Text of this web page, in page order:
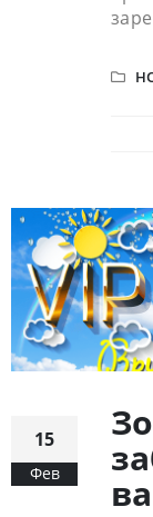
15
Фев